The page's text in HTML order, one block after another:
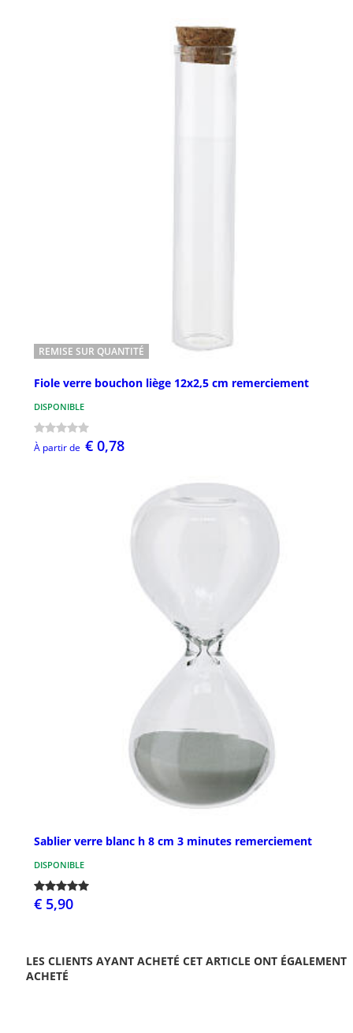
REMISE SUR QUANTITÉ
Fiole verre bouchon liège 12x2,5 cm remerciement
DISPONIBLE
À partir de € 0,78
Sablier verre blanc h 8 cm 3 minutes remerciement
DISPONIBLE
€ 5,90
LES CLIENTS AYANT ACHETÉ CET ARTICLE ONT ÉGALEMENT
ACHETÉ